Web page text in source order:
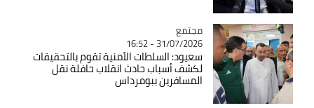
Catégorie
مجتمع
31/07/2026 - 16:52
سعيود: السلطات الأمنية تقوم بالتحقيقات
لكشف أسباب حادث انقلاب حافلة نقل
المسافرين ببومرداس